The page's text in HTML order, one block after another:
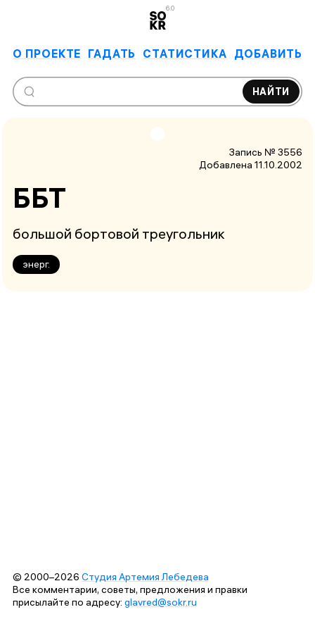
6.0
О ПРОЕКТЕ ГАДАТЬ СТАТИСТИКА ДОБАВИТЬ
НАЙТИ
Запись № 3556
Добавлена 11.10.2002
ББТ
большой бортовой треугольник
энерг.
© 2000–2026 Студия Артемия Лебедева
Все комментарии, советы, предложения и правки
присылайте по адресу: glavred@sokr.ru